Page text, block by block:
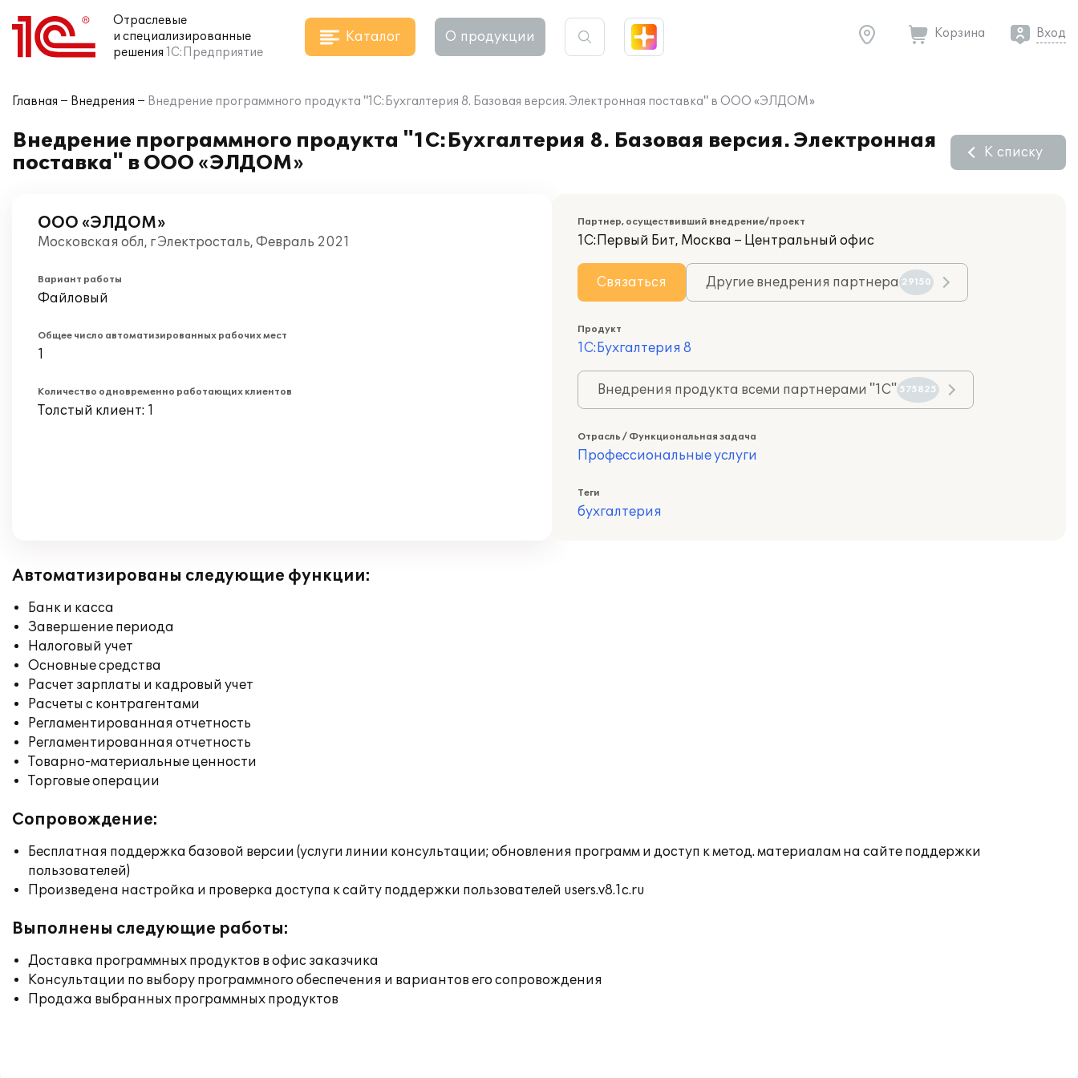
Отраслевые
и специализированные
решения 1С:Предприятие
Каталог О продукции Корзина Вход
Главная Внедрения Внедрение программного продукта "1С:Бухгалтерия 8. Базовая версия. Электронная поставка" в ООО «ЭЛДОМ»
Внедрение программного продукта "1С:Бухгалтерия 8. Базовая версия. Электронная
поставка" в ООО «ЭЛДОМ»
К списку
ООО «ЭЛДОМ»
Московская обл, г Электросталь, Февраль 2021
Вариант работы
Файловый
Общее число автоматизированных рабочих мест
1
Количество одновременно работающих клиентов
Толстый клиент: 1
Партнер, осуществивший внедрение/проект
1С:Первый Бит, Москва – Центральный офис
Связаться Другие внедрения партнера 29150
Продукт
1С:Бухгалтерия 8
Внедрения продукта всеми партнерами "1С" 575825
Отрасль / Функциональная задача
Профессиональные услуги
Теги
бухгалтерия
Автоматизированы следующие функции:
Банк и касса
Завершение периода
Налоговый учет
Основные средства
Расчет зарплаты и кадровый учет
Расчеты с контрагентами
Регламентированная отчетность
Регламентированная отчетность
Товарно-материальные ценности
Торговые операции
Сопровождение:
Бесплатная поддержка базовой версии (услуги линии консультации; обновления программ и доступ к метод. материалам на сайте поддержки
пользователей)
Произведена настройка и проверка доступа к сайту поддержки пользователей users.v8.1c.ru
Выполнены следующие работы:
Доставка программных продуктов в офис заказчика
Консультации по выбору программного обеспечения и вариантов его сопровождения
Продажа выбранных программных продуктов